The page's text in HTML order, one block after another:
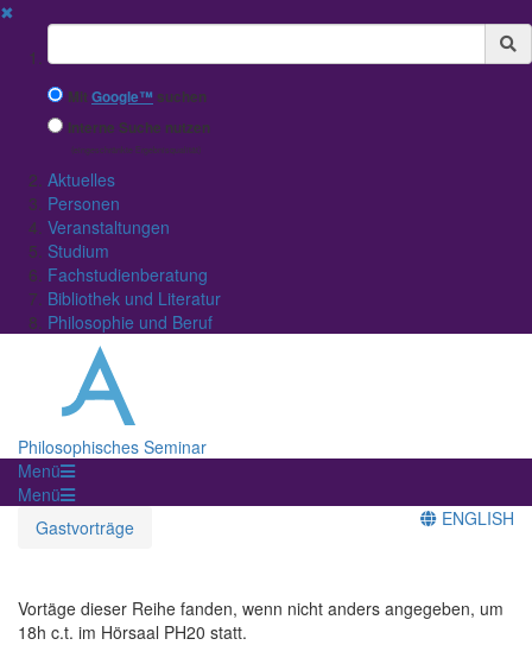
✖
Suchbegriff
MitGoogle™ suchen
Interne Suche nutzen
(eingeschränkte Ergebnisqualität)
Aktuelles
Personen
Veranstaltungen
Studium
Fachstudienberatung
Bibliothek und Literatur
Philosophie und Beruf
Philosophisches Seminar
Menü
Menü
Gastvorträge
ENGLISH
Vortäge dieser Reihe fanden, wenn nicht anders angegeben, um
18h c.t. im Hörsaal PH20 statt.